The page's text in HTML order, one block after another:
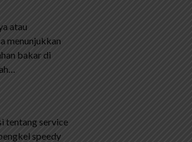
atau
menunjukkan
bakar di
tentang service
speedy